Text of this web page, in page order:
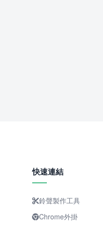
快速連結
鈴聲製作工具
Chrome外掛